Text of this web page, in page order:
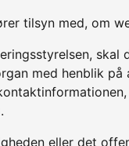
tilsyn med, om
skal
med henblik
eller det